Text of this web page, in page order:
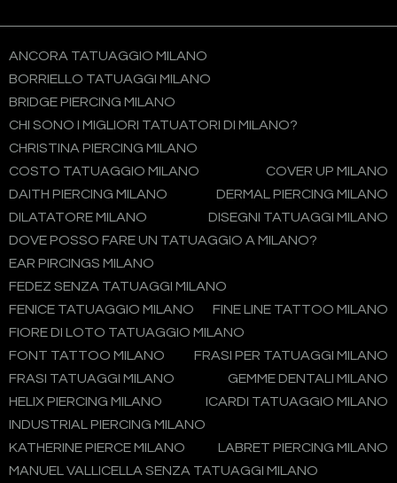
ANCORA TATUAGGIO MILANO
BORRIELLO TATUAGGI MILANO
BRIDGE PIERCING MILANO
CHI SONO I MIGLIORI TATUATORI DI MILANO?
CHRISTINA PIERCING MILANO
COSTO TATUAGGIO MILANO
COVER UP MILANO
DAITH PIERCING MILANO
DERMAL PIERCING MILANO
DILATATORE MILANO
DISEGNI TATUAGGI MILANO
DOVE POSSO FARE UN TATUAGGIO A MILANO?
EAR PIRCINGS MILANO
FEDEZ SENZA TATUAGGI MILANO
FENICE TATUAGGIO MILANO
FINE LINE TATTOO MILANO
FIORE DI LOTO TATUAGGIO MILANO
FONT TATTOO MILANO
FRASI PER TATUAGGI MILANO
FRASI TATUAGGI MILANO
GEMME DENTALI MILANO
HELIX PIERCING MILANO
ICARDI TATUAGGIO MILANO
INDUSTRIAL PIERCING MILANO
KATHERINE PIERCE MILANO
LABRET PIERCING MILANO
MANUEL VALLICELLA SENZA TATUAGGI MILANO